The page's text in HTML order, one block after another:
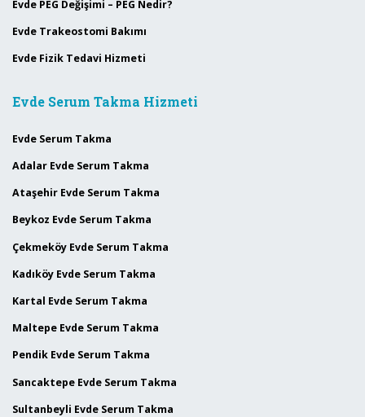
Evde PEG Değişimi – PEG Nedir?
Evde Trakeostomi Bakımı
Evde Fizik Tedavi Hizmeti
Evde Serum Takma Hizmeti
Evde Serum Takma
Adalar Evde Serum Takma
Ataşehir Evde Serum Takma
Beykoz Evde Serum Takma
Çekmeköy Evde Serum Takma
Kadıköy Evde Serum Takma
Kartal Evde Serum Takma
Maltepe Evde Serum Takma
Pendik Evde Serum Takma
Sancaktepe Evde Serum Takma
Sultanbeyli Evde Serum Takma